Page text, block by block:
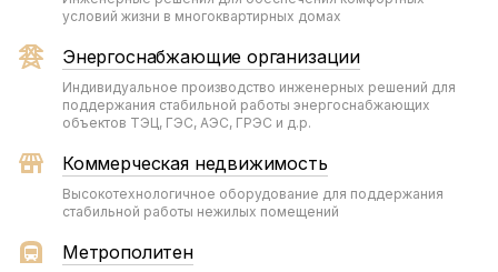
условий жизни в многоквартирных домах
Энергоснабжающие организации
Индивидуальное производство инженерных решений для
поддержания стабильной работы энергоснабжающих
объектов ТЭЦ, ГЭС, АЭС, ГРЭС и д.р.
Коммерческая недвижимость
Высокотехнологичное оборудование для поддержания
стабильной работы нежилых помещений
Метрополитен